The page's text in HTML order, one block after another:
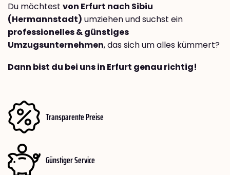
Du möchtest von Erfurt nach Sibiu
(Hermannstadt) umziehen und suchst ein
professionelles & günstiges
Umzugsunternehmen, das sich um alles kümmert?
Dann bist du bei uns in Erfurt genau richtig!
Transparente Preise
Günstiger Service